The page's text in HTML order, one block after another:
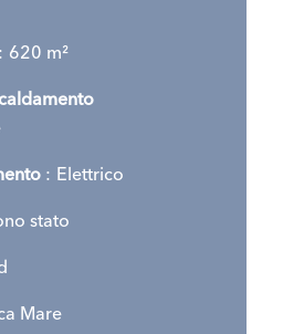
620 m²
Elettrico
stato
Mare